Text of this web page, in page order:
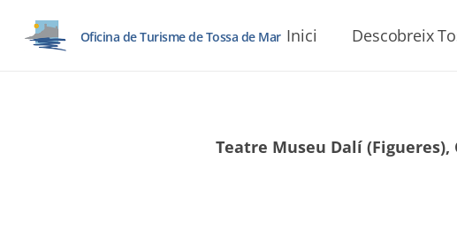
Oficina de Turisme de Tossa de Mar Inici Descobreix
Teatre Museu Dalí